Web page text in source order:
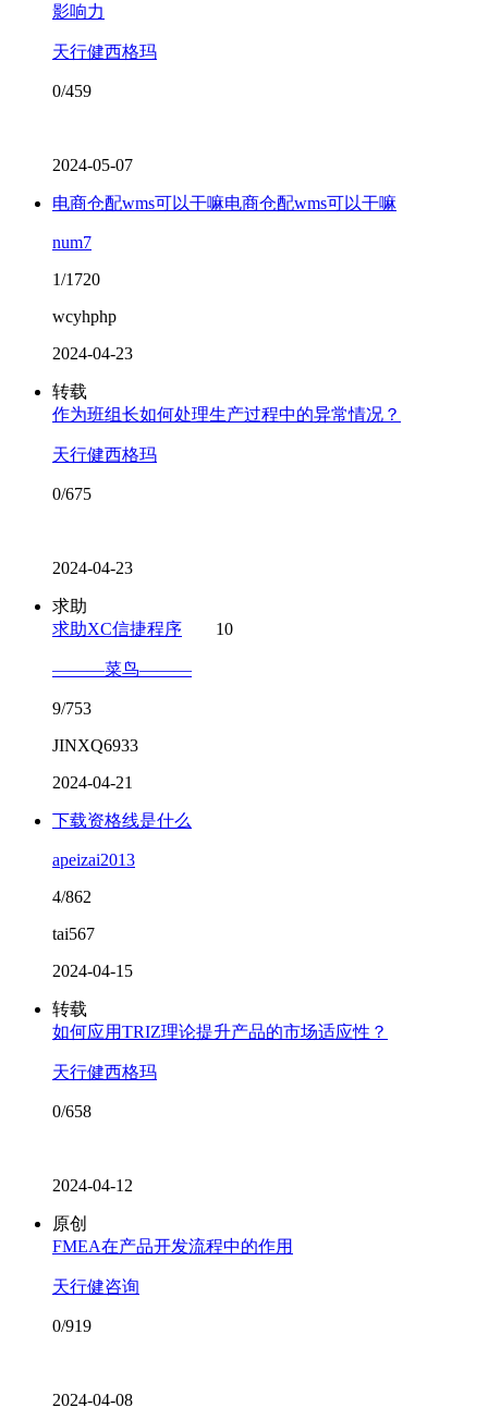
影响力
天行健西格玛
0/459
2024-05-07
电商仓配wms可以干嘛电商仓配wms可以干嘛
num7
1/1720
wcyhphp
2024-04-23
转载
作为班组长如何处理生产过程中的异常情况？
天行健西格玛
0/675
2024-04-23
求助
求助XC信捷程序
10
———菜鸟———
9/753
JINXQ6933
2024-04-21
下载资格线是什么
apeizai2013
4/862
tai567
2024-04-15
转载
如何应用TRIZ理论提升产品的市场适应性？
天行健西格玛
0/658
2024-04-12
原创
FMEA在产品开发流程中的作用
天行健咨询
0/919
2024-04-08